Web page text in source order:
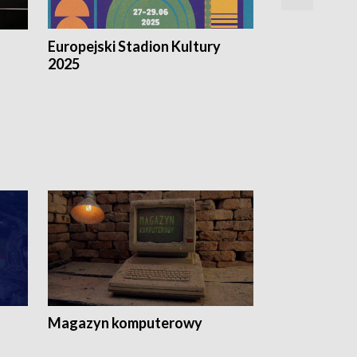
Europejski Stadion Kultury
2025
Magazyn komputerowy